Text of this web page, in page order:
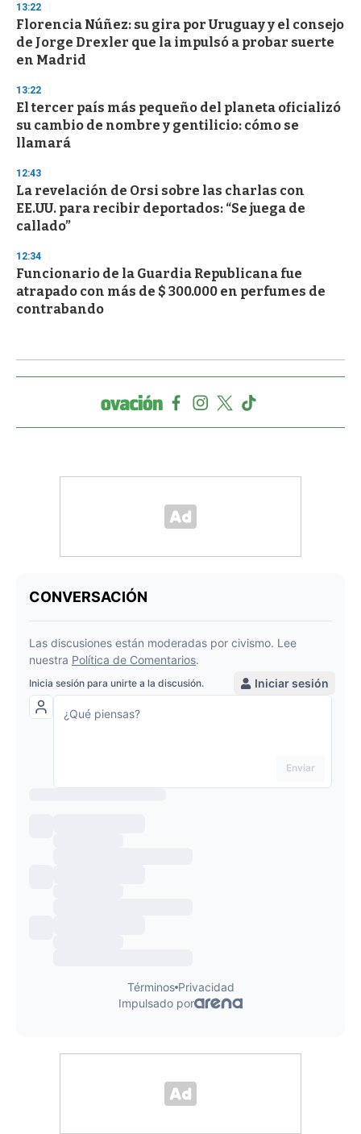
13:22
Florencia Núñez: su gira por Uruguay y el consejo
de Jorge Drexler que la impulsó a probar suerte
en Madrid
13:22
El tercer país más pequeño del planeta oficializó
su cambio de nombre y gentilicio: cómo se
llamará
12:43
La revelación de Orsi sobre las charlas con
EE.UU. para recibir deportados: “Se juega de
callado”
12:34
Funcionario de la Guardia Republicana fue
atrapado con más de $ 300.000 en perfumes de
contrabando